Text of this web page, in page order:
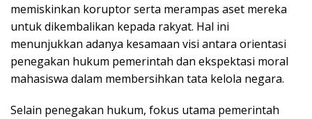
memiskinkan koruptor serta merampas aset mereka
untuk dikembalikan kepada rakyat. Hal ini
menunjukkan adanya kesamaan visi antara orientasi
penegakan hukum pemerintah dan ekspektasi moral
mahasiswa dalam membersihkan tata kelola negara.
Selain penegakan hukum, fokus utama pemerintah